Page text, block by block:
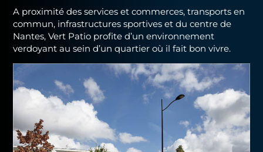
A proximité des services et commerces, transports en
commun, infrastructures sportives et du centre de
Nantes, Vert Patio profite d’un environnement
verdoyant au sein d’un quartier où il fait bon vivre.